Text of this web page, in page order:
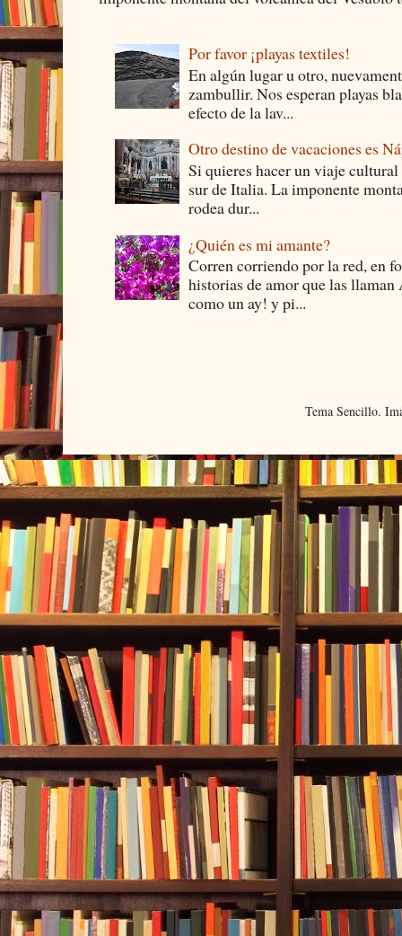
Por favor ¡playas textiles!
En algún lugar u otro,
zambullir. Nos esperan playas
efecto de la lav...
Otro destino de vacaciones es
Si quieres hacer un viaje
sur de Italia. La imponente
rodea dur...
¿Quién es mi amante?
Corren corriendo por la red, en
historias de amor que las
como un ay! y pi...
Tema Sencillo.